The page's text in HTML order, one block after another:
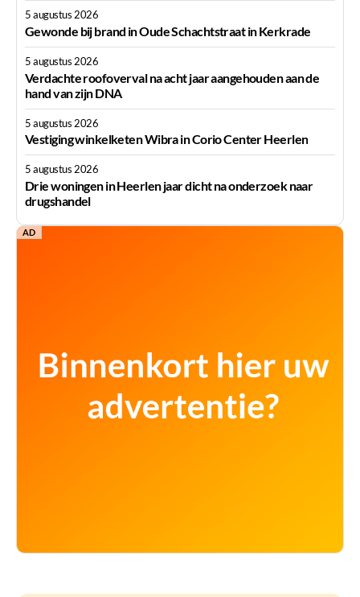
5 augustus 2026
Gewonde bij brand in Oude Schachtstraat in Kerkrade
5 augustus 2026
Verdachte roofoverval na acht jaar aangehouden aan de
hand van zijn DNA
5 augustus 2026
Vestiging winkelketen Wibra in Corio Center Heerlen
5 augustus 2026
Drie woningen in Heerlen jaar dicht na onderzoek naar
drugshandel
AD